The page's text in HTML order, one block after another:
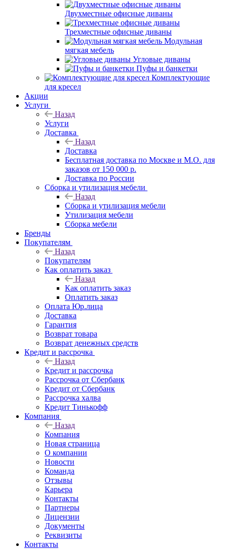
Двухместные офисные диваны
Трехместные офисные диваны
Модульная
мягкая мебель
Угловые диваны
Пуфы и банкетки
Комплектующие
для кресел
Акции
Услуги
Назад
Услуги
Доставка
Назад
Доставка
Бесплатная доставка по Москве и М.О. для
заказов от 150 000 р.
Доставка по России
Сборка и утилизация мебели
Назад
Сборка и утилизация мебели
Утилизация мебели
Сборка мебели
Бренды
Покупателям
Назад
Покупателям
Как оплатить заказ
Назад
Как оплатить заказ
Оплатить заказ
Оплата Юр.лица
Доставка
Гарантия
Возврат товара
Возврат денежных средств
Кредит и рассрочка
Назад
Кредит и рассрочка
Рассрочка от Сбербанк
Кредит от Сбербанк
Рассрочка халва
Кредит Тинькофф
Компания
Назад
Компания
Новая страница
О компании
Новости
Команда
Отзывы
Карьера
Контакты
Партнеры
Лицензии
Документы
Реквизиты
Контакты